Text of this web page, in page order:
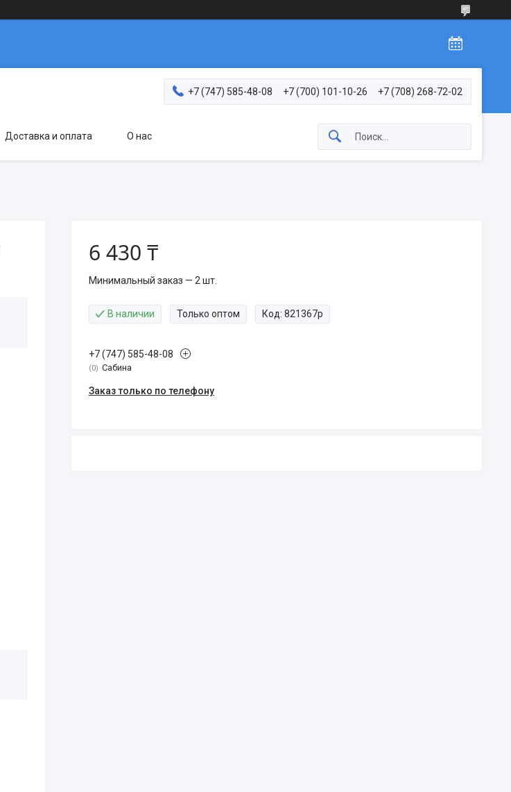
+7 (747) 585-48-08 +7 (700) 101-10-26 +7 (708) 268-72-02
Доставка и оплата О нас
6 430 ₸
Минимальный заказ — 2 шт.
В наличии Только оптом Код: 821367р
+7 (747) 585-48-08
0 Сабина
Заказ только по телефону